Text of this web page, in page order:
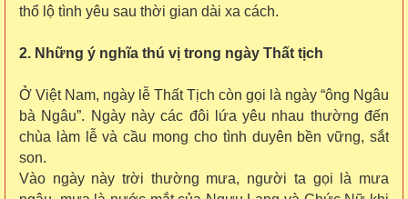
thổ lộ tình yêu sau thời gian dài xa cách.
2. Những ý nghĩa thú vị trong ngày Thất tịch
Ở Việt Nam, ngày lễ Thất Tịch còn gọi là ngày “ông Ngâu
bà Ngâu”. Ngày này các đôi lứa yêu nhau thường đến
chùa làm lễ và cầu mong cho tình duyên bền vững, sắt
son.
Vào ngày này trời thường mưa, người ta gọi là mưa